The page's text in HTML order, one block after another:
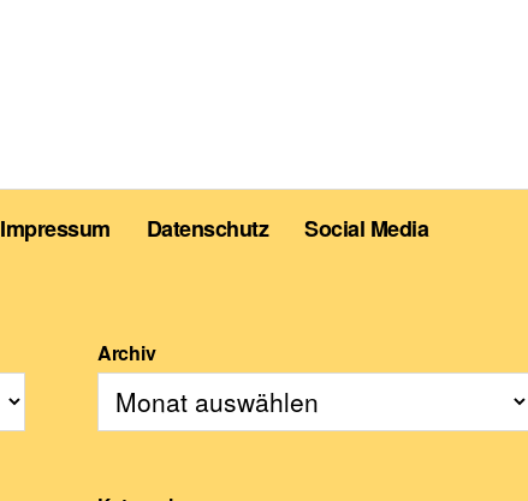
Impressum Datenschutz Social Media
Archiv